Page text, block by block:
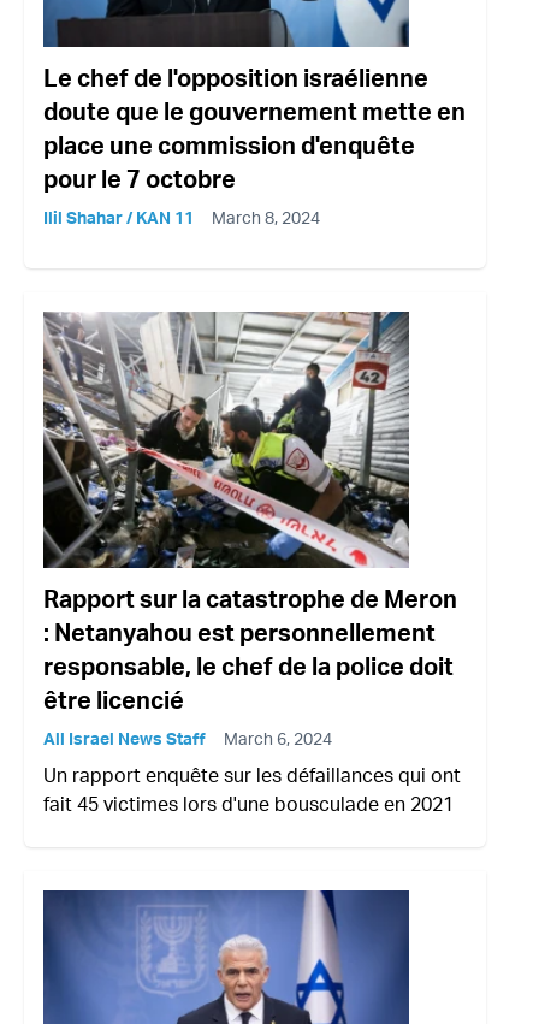
Le chef de l'opposition israélienne
doute que le gouvernement mette en
place une commission d'enquête
pour le 7 octobre
Ilil Shahar / KAN 11 March 8, 2024
Rapport sur la catastrophe de Meron
: Netanyahou est personnellement
responsable, le chef de la police doit
être licencié
All Israel News Staff March 6, 2024
Un rapport enquête sur les défaillances qui ont
fait 45 victimes lors d'une bousculade en 2021